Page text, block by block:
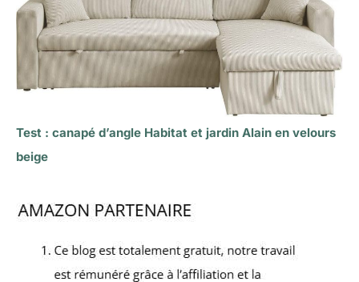
Test : canapé d’angle Habitat et jardin Alain en velours
beige